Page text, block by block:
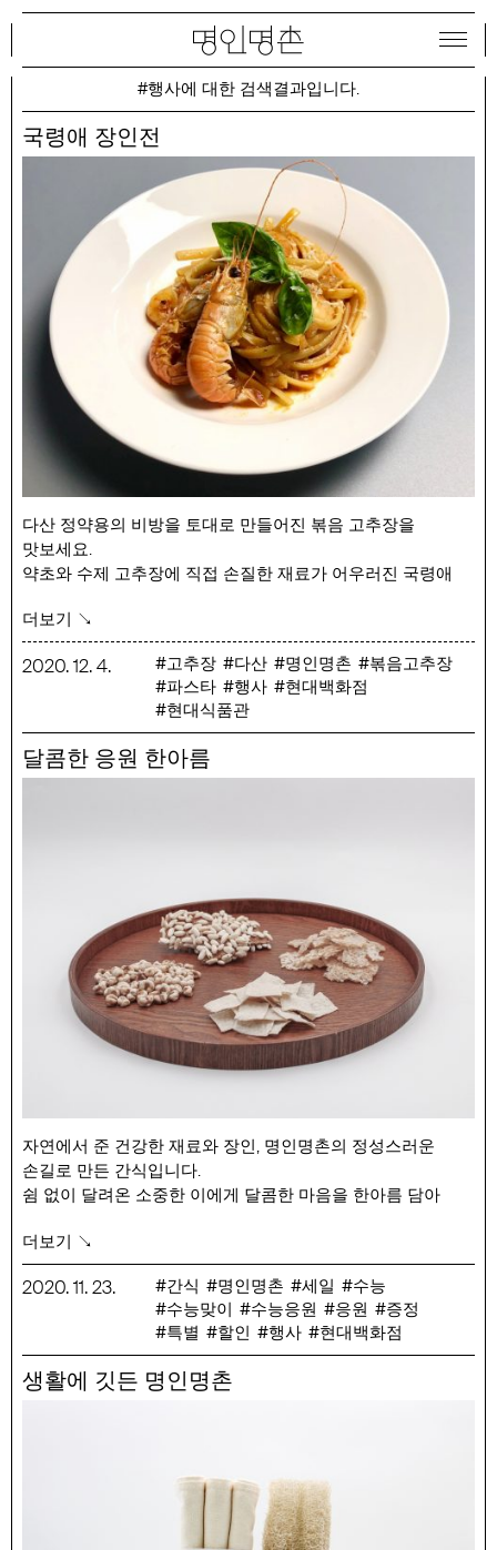
#행사에 대한 검색결과입니다.
국령애 장인전
다산 정약용의 비방을 토대로 만들어진 볶음 고추장을
맛보세요.
약초와 수제 고추장에 직접 손질한 재료가 어우러진 국령애
그대로 밥과 비벼 먹어도 맛있고, 볶음, 찌개, 무침 등의
요리에도 잘 어울립니다.
행사 기간 : 12/4(금) ~ 12/13(일)
행사 품목 : 국령애 한우,굴비,표고버섯,잔멸치,새우
볶음고추장 250g
명인명촌의 특별 레시피 – 새우 볶음고추장 로제 파스타
1. 팬에 올리브오일을 넣고 중불에서 으깬 마늘을 구워 줍니다.
2. 마늘이 갈색으로 익으면 다진 양차와 새우, 딱새우를 넣어
볶습니다.
3. 새우가 익으면 해물 육수를 넣습니다.
4. 삶은 파스타면을 3에 넣습니다.
5. 새우 볶음고추장을 넣고 잘 저어서 풀어줍니다.
6. 불에서 내린 후 팬을 앞 뒤로 흔들어 농도를 잡아줍니다.
7. 접시에 완성된 파스타를 담고, 후추화 파마산치즈, 바질을
더보기 ↘
2020.12.4. 고추장 다산 명인명촌
볶음고추장
파스타
행사
현대백화점
현대식품관
달콤한 응원 한아름
자연에서 준 건강한 재료와 장인, 명인명촌의 정성스러운
손길로 만든 간식입니다.
쉼 없이 달려온 소중한 이에게 달콤한 마음을 한아름 담아
행사 기간 : 11/23(월) ~ 12/3(목)
행사 품목 : 양혜숙 수제요구르트 500/150ml, 양혜숙 수제
스트링치즈 100g, 명인명촌 현미칩 초콜릿 65g, 명인명촌
시리얼바 35g, 명인명촌 앉은뱅이밀 참깨쿠키 7ea(통),
명인명촌 현미칩 60g, 유영군 쌀엿 180g, 유영군 구운유과
150g, 오정자 감귤과즐 150g, 이득자 약선누룽지 100g, 이원복
더보기 ↘
2020.11.23. 간식 명인명촌 세일
수능
수능맞이
수능응원 응원
증정
특별
할인 행사 현대백화점
생활에 깃든 명인명촌